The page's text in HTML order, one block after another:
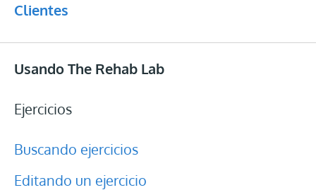
Actualizaciones
Clientes
Usando The Rehab Lab
Ejercicios
Buscando ejercicios
Editando un ejercicio